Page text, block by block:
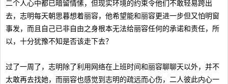
二个人心中都已暗留情愫，但现实环境的约束令他们不敢轻易跨出
去，志明每天朝思暮想着丽容，他希望能和丽容更进一步但又怕明窗
事发，而且自己已非自由之身根本无法给丽容任何的承诺和责任，所
以，十分犹豫不知是否该走下去？
过了一周了，志明除了利用网络在上班时间和丽容聊聊天以外，并不
太敢再去找她，而丽容也感觉到志明的疏远而心伤，二人彼此内心一